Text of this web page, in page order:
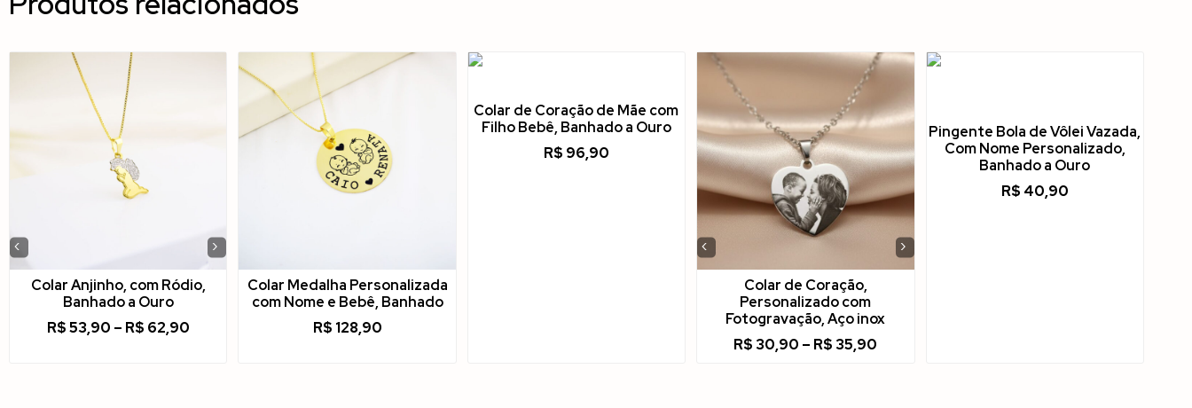
‹ ›
Colar Anjinho, com Ródio,
Banhado a Ouro
R$53,90 – R$ 62,90
Colar Medalha Personalizada
com Nome e Bebê, Banhado
R$ 128,90
Colar de Coração de Mãe com
Filho Bebê, Banhado a Ouro
R$ 96,90
‹ ›
Colar de Coração,
Personalizado com
Fotogravação, Aço inox
R$ 30,90 – R$ 35,90
Pingente Bola de Vôlei Vazada,
Com Nome Personalizado,
Banhado a Ouro
R$ 40,90